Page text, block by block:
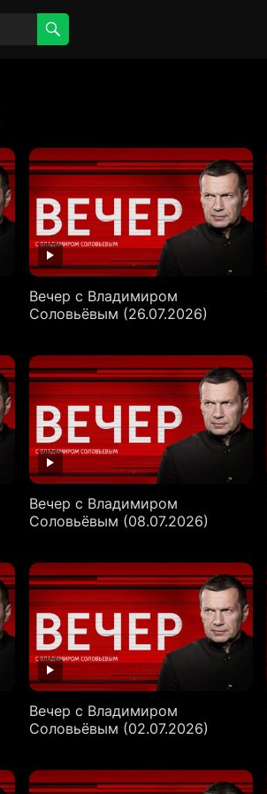
Вечер с Владимиром
Соловьёвым (26.07.2026)
Вечер с Владимиром
Соловьёвым (08.07.2026)
Вечер с Владимиром
Соловьёвым (02.07.2026)